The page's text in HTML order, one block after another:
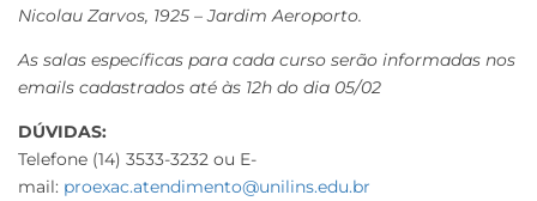
Nicolau Zarvos, 1925 – Jardim Aeroporto.
As salas específicas para cada curso serão informadas nos
emails cadastrados até às 12h do dia 05/02
DÚVIDAS:
Telefone (14) 3533-3232 ou E-
mail: proexac.atendimento@unilins.edu.br